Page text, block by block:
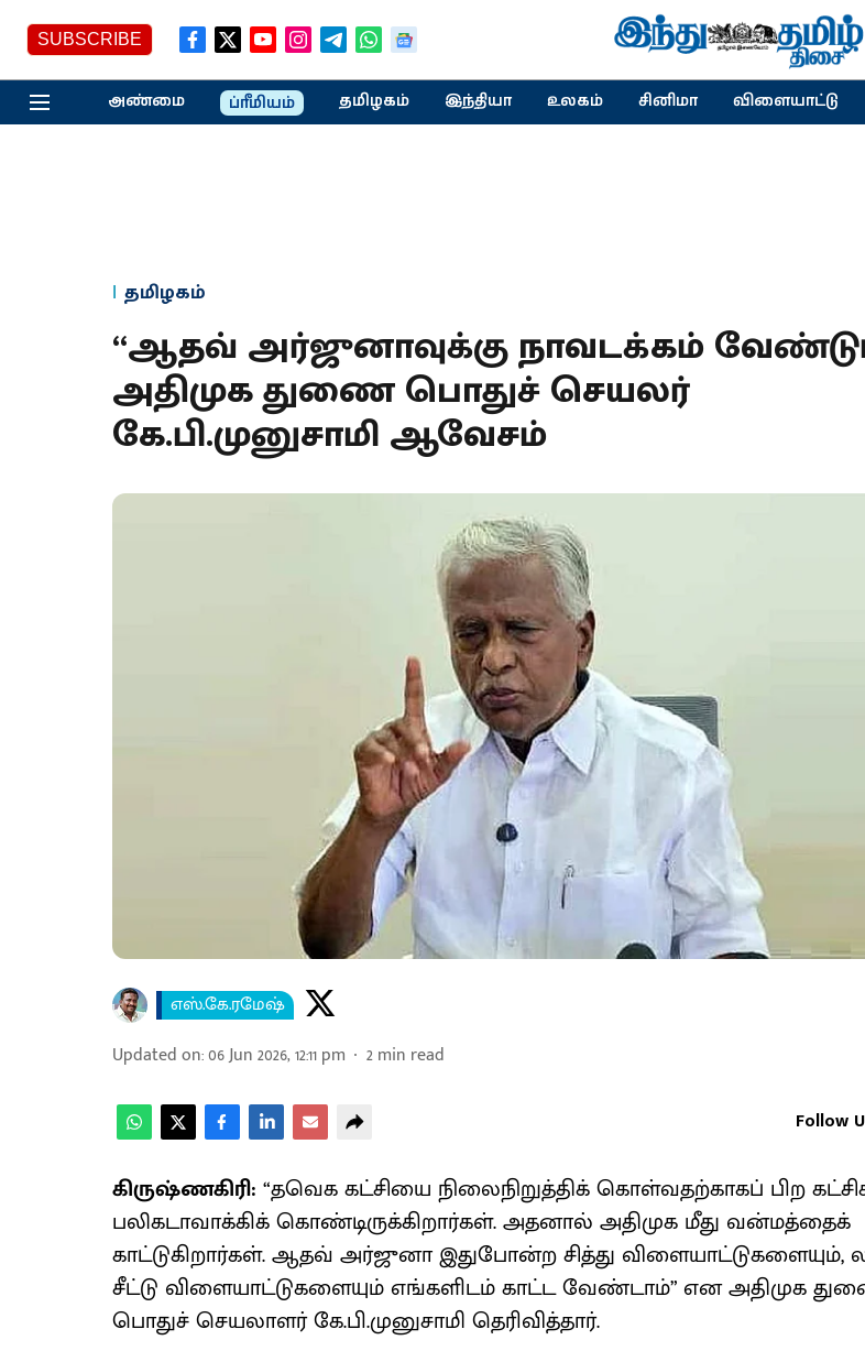
SUBSCRIBE
அண்மை ப்ரீமியம் தமிழகம் இந்தியா உலகம் சினிமா விளையாட்டு
தமிழகம்
“ஆதவ் அர்ஜுனாவுக்கு நாவடக்கம்
அதிமுக துணை பொதுச் செயலர்
கே.பி.முனுசாமி ஆவேசம்
எஸ்.கே.ரமேஷ்
Updated on:06 Jun 2026, 12:11 pm 2min read
Follow
கிருஷ்ணகிரி: “தவெக கட்சியை நிலைநிறுத்திக் கொள்வதற்காகப் பிற
பலிகடாவாக்கிக் கொண்டிருக்கிறார்கள். அதனால் அதிமுக மீது வன்மத்தைக்
காட்டுகிறார்கள். ஆதவ் அர்ஜுனா இதுபோன்ற சித்து விளையாட்டுகளையும்,
சீட்டு விளையாட்டுகளையும் எங்களிடம் காட்ட வேண்டாம்” என அதிமுக
பொதுச் செயலாளர் கே.பி.முனுசாமி தெரிவித்தார்.